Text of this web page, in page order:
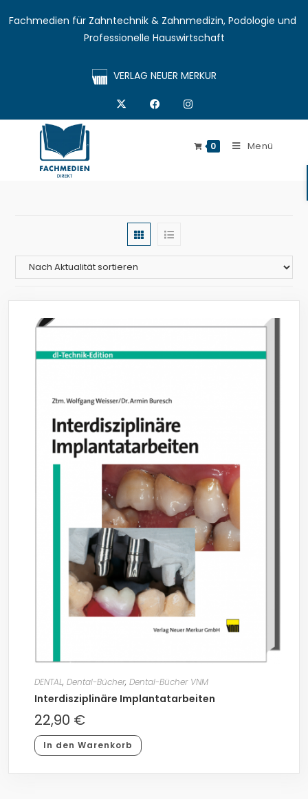
Fachmedien für Zahntechnik & Zahnmedizin, Podologie und
Professionelle Hauswirtschaft
VERLAG NEUER MERKUR
0 Menü
DENTAL, Dental-Bücher, Dental-Bücher VNM
Interdisziplinäre Implantatarbeiten
22,90 €
In den Warenkorb